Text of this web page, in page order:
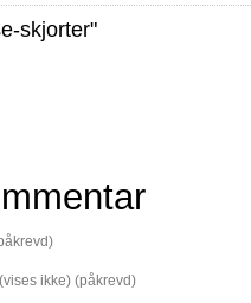
skjorter"
ikke) (påkrevd)